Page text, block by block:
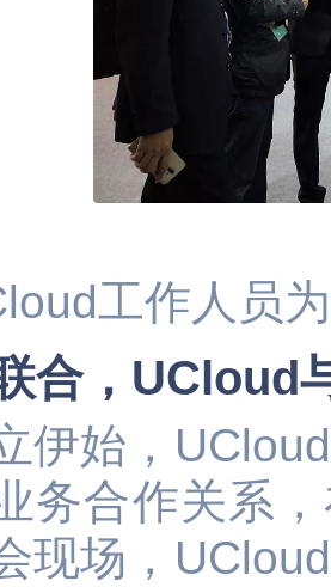
工作人员
合，UCloud
伊始，
务合作关系
现场，